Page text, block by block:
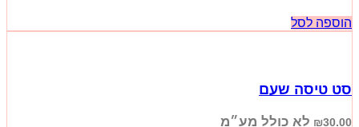
הוספה לסל
סט טיסה שעם
₪30.00 לא כולל מע״מ